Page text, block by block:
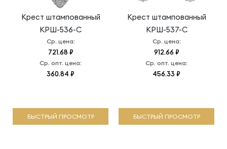
Крест штампованный
КРШ-536-С
Ср. цена:
721.68 ₽
Ср. опт. цена:
360.84 ₽
БЫСТРЫЙ ПРОСМОТР
Крест штампованный
КРШ-537-С
Ср. цена:
912.66 ₽
Ср. опт. цена:
456.33 ₽
БЫСТРЫЙ ПРОСМОТР